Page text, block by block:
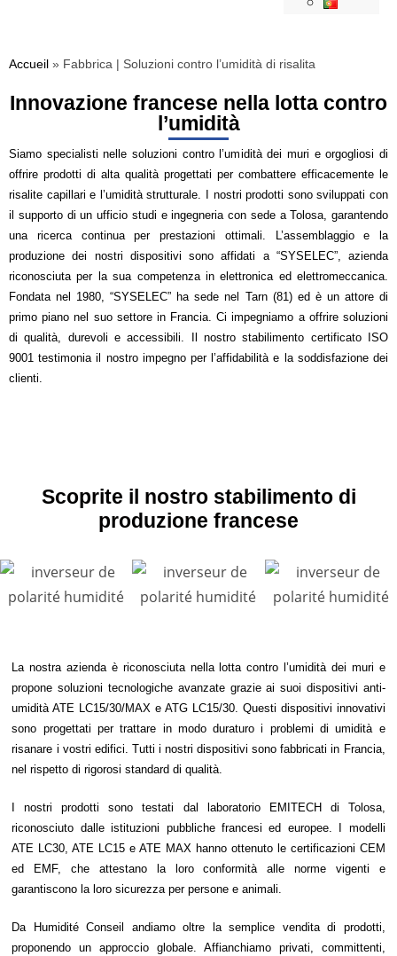
Accueil » Fabbrica | Soluzioni contro l’umidità di risalita
Innovazione francese nella lotta contro
l’umidità
Siamo specialisti nelle soluzioni contro l’umidità dei muri e orgogliosi di
offrire prodotti di alta qualità progettati per combattere efficacemente le
risalite capillari e l’umidità strutturale. I nostri prodotti sono sviluppati con
il supporto di un ufficio studi e ingegneria con sede a Tolosa, garantendo
una ricerca continua per prestazioni ottimali. L’assemblaggio e la
produzione dei nostri dispositivi sono affidati a “SYSELEC”, azienda
riconosciuta per la sua competenza in elettronica ed elettromeccanica.
Fondata nel 1980, “SYSELEC” ha sede nel Tarn (81) ed è un attore di
primo piano nel suo settore in Francia. Ci impegniamo a offrire soluzioni
di qualità, durevoli e accessibili. Il nostro stabilimento certificato ISO
9001 testimonia il nostro impegno per l’affidabilità e la soddisfazione dei
clienti.
Scoprite il nostro stabilimento di
produzione francese
La nostra azienda è riconosciuta nella lotta contro l’umidità dei muri e
propone soluzioni tecnologiche avanzate grazie ai suoi dispositivi anti-
umidità ATE LC15/30/MAX e ATG LC15/30. Questi dispositivi innovativi
sono progettati per trattare in modo duraturo i problemi di umidità e
risanare i vostri edifici. Tutti i nostri dispositivi sono fabbricati in Francia,
nel rispetto di rigorosi standard di qualità.
I nostri prodotti sono testati dal laboratorio EMITECH di Tolosa,
riconosciuto dalle istituzioni pubbliche francesi ed europee. I modelli
ATE LC30, ATE LC15 e ATE MAX hanno ottenuto le certificazioni CEM
ed EMF, che attestano la loro conformità alle norme vigenti e
garantiscono la loro sicurezza per persone e animali.
Da Humidité Conseil andiamo oltre la semplice vendita di prodotti,
proponendo un approccio globale. Affianchiamo privati, committenti,